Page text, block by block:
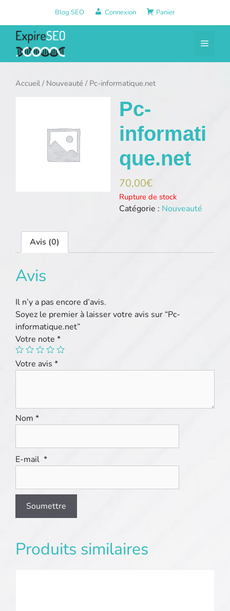
contenu
Blog SEO Connexion Panier
Menu
Accueil/ Nouveauté / Pc-informatique.net
Pc-
informati
que.net
70,00€
Rupture de stock
Catégorie : Nouveauté
Avis (0)
Avis
Il n’y a pas encore d’avis.
Soyez le premier à laisser votre avis sur “Pc-
informatique.net”
Votre note *
Votre avis *
Nom *
E-mail *
Produits similaires